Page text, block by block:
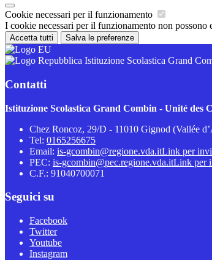
Cookie necessari per il funzionamento
I cookie necessari per il funzionamento non
Accetta tutti Salva le preferenze
Istituzione Scolastica Grand
Contatti
Istituzione Scolastica Grand Combin - Unité des
Chez Roncoz, 29/D - 11010 Gignod (Vallée
Tel: 0165256675
Email: is-gcombin@regione.vda.itLink per
PEC: is-gcombin@pec.regione.vda.itLink per
C.F.: 91040700071
Seguici su
Facebook
Twitter
Youtube
Instagram